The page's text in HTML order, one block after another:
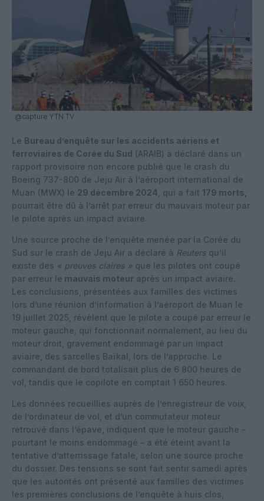
@capture YTN TV
Le Bureau d’enquête sur les accidents aériens et
ferroviaires de Corée du Sud (ARAIB) a déclaré dans un
rapport provisoire non encore publié que le crash du
Boeing 737-800 de Jeju Air à l’aéroport international de
Muan (MWX) le 29 décembre 2024 , qui a fait 179 morts,
pourrait être dû à l’arrêt par erreur du mauvais moteur par
le pilote après un impact aviaire.
Une source proche de l’enquête menée par la Corée du
Sud sur le crash de Jeju Air a déclaré à Reuters qu’il
existe des « preuves claires » que les pilotes ont coupé
par erreur le mauvais moteur après un impact aviaire.
Les conclusions, présentées aux familles des victimes
lors d’une réunion d’information à l’aéroport de Muan le
19 juillet 2025, révèlent que le pilote a coupé par erreur le
moteur gauche, qui fonctionnait normalement, au lieu du
moteur droit, gravement endommagé par un impact
aviaire, des sarcelles Baïkal, lors de l’approche. Le
commandant de bord totalisait plus de 6 800 heures de
vol, tandis que le copilote en comptait 1 650 heures.
Les données recueillies auprès de l’enregistreur de voix,
de l’ordinateur de vol, et d’un commutateur moteur
retrouvé dans l’épave, indiquent que le moteur gauche –
pourtant le moins endommagé – a été éteint avant la
tentative d’atterrissage fatale, selon une source proche
du dossier. Des tensions se sont fait sentir samedi après
que les autorités ont présenté aux familles des victimes
les premières conclusions de l’enquête à huis clos,